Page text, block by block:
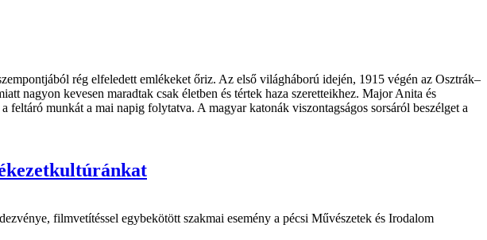
rég elfeledett emlékeket őriz. Az első világháború idején, 1915 végén az Osztrák–
nagyon kevesen maradtak csak életben és tértek haza szeretteikhez. Major Anita és
munkát a mai napig folytatva. A magyar katonák viszontagságos sorsáról beszélget a
filmvetítéssel egybekötött szakmai esemény a pécsi Művészetek és Irodalom